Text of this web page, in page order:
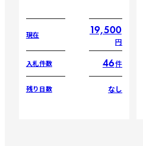
現在 19,500
円
入札件数 46件
残り日数 なし